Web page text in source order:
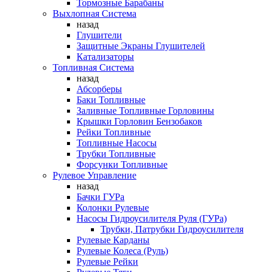
Тормозные Барабаны
Выхлопная Система
назад
Глушители
Защитные Экраны Глушителей
Катализаторы
Топливная Система
назад
Абсорберы
Баки Топливные
Заливные Топливные Горловины
Крышки Горловин Бензобаков
Рейки Топливные
Топливные Насосы
Трубки Топливные
Форсунки Топливные
Рулевое Управление
назад
Бачки ГУРа
Колонки Рулевые
Насосы Гидроусилителя Руля (ГУРа)
Трубки, Патрубки Гидроусилителя
Рулевые Карданы
Рулевые Колеса (Руль)
Рулевые Рейки